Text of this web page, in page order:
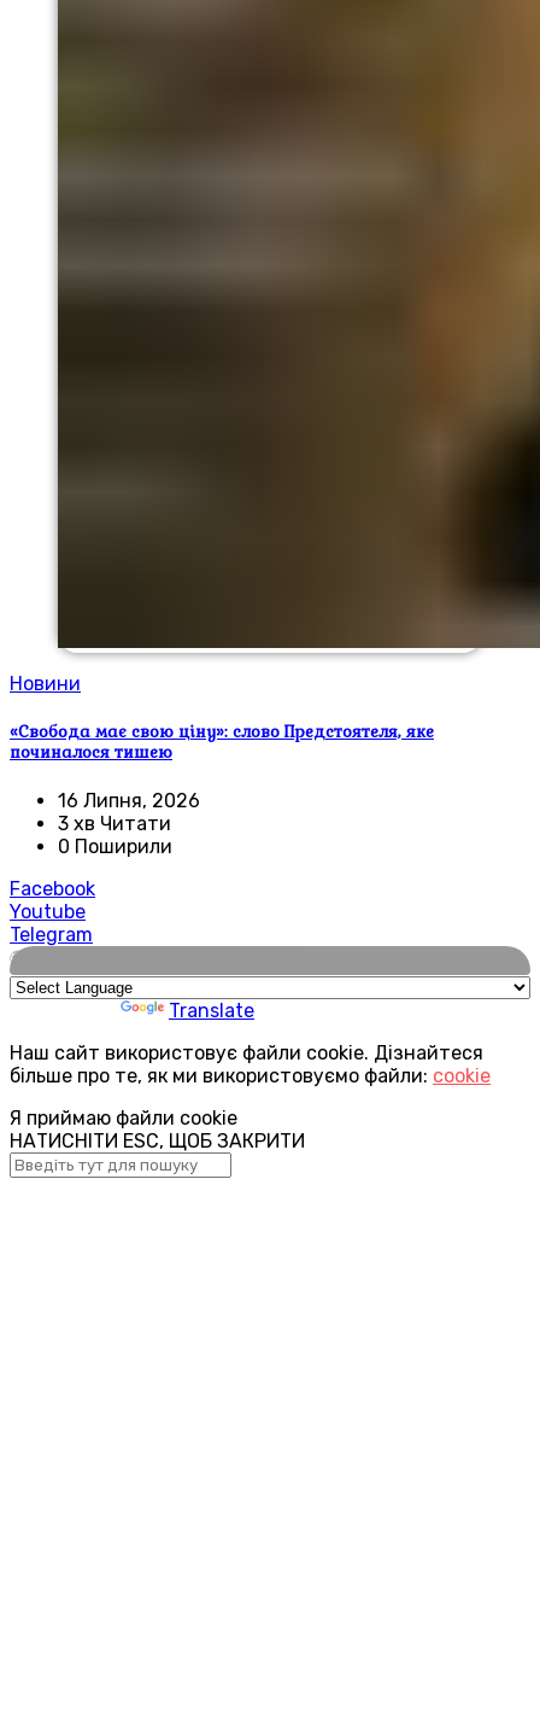
Новини
«Свобода має свою ціну»: слово Предстоятеля, яке
починалося тишею
16 Липня, 2026
3 хв Читати
0 Поширили
Facebook
Youtube
Telegram
🌍
Translate
Наш сайт використовує файли cookie. Дізнайтеся
більше про те, як ми використовуємо файли: cookie
Я приймаю файли cookie
НАТИСНІТИ ESC, ЩОБ ЗАКРИТИ